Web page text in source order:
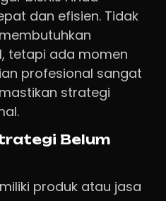
dan efisien. Tidak
tetapi ada momen
profesional sangat
strategi
Belum
produk atau jasa